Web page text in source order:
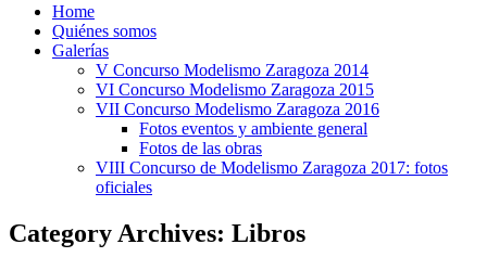
Home
Quiénes somos
Galerías
V Concurso Modelismo Zaragoza 2014
VI Concurso Modelismo Zaragoza 2015
VII Concurso Modelismo Zaragoza 2016
Fotos eventos y ambiente general
Fotos de las obras
VIII Concurso de Modelismo Zaragoza 2017: fotos
oficiales
Category Archives: Libros